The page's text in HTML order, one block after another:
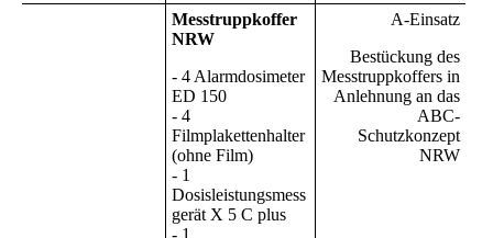
Messtruppkoffer
NRW
- 4 Alarmdosimeter
ED 150
- 4
Filmplakettenhalter
(ohne Film)
- 1
Dosisleistungsmess
gerät X 5 C plus
A-Einsatz
Bestückung des
Messtruppkoffers in
Anlehnung an das
ABC-
Schutzkonzept
NRW